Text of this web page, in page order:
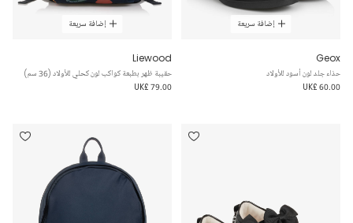
إضافة سريعة
Geox
حذاء جلد لون أسود للأولاد
UK£ 60.00
إضافة سريعة
Liewood
حقيبة ظهر بطبعة كواكب لون كحلي للأولاد (36 سم)
UK£ 79.00